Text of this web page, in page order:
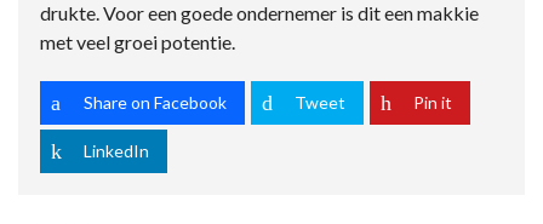
drukte. Voor een goede ondernemer is dit een makkie
met veel groei potentie.
Share on Facebook Tweet Pin it
LinkedIn